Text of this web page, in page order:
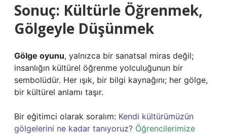
Sonuç: Kültürle Öğrenmek,
Gölgeyle Düşünmek
Gölge oyunu, yalnızca bir sanatsal miras değil;
insanlığın kültürel öğrenme yolculuğunun bir
sembolüdür. Her ışık, bir bilgi kaynağını; her gölge,
bir kültürel anlamı taşır.
Bir eğitimci olarak soralım: Kendi kültürümüzün
gölgelerini ne kadar tanıyoruz? Öğrencilerimize